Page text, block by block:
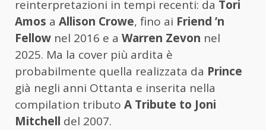
reinterpretazioni in tempi recenti: da Tori
Amos a Allison Crowe, fino ai Friend ’n
Fellow nel 2016 e a Warren Zevon nel
2025. Ma la cover più ardita è
probabilmente quella realizzata da Prince
già negli anni Ottanta e inserita nella
compilation tributo A Tribute to Joni
Mitchell del 2007.